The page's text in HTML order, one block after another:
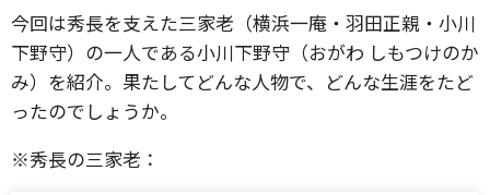
今回は秀長を支えた三家老（横浜一庵・羽田正親・小川
下野守）の一人である小川下野守（おがわ しもつけのか
み）を紹介。果たしてどんな人物で、どんな生涯をたど
ったのでしょうか。
※秀長の三家老：